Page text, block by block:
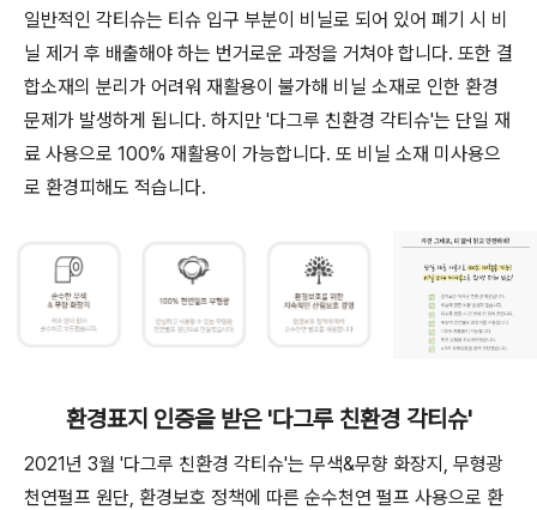
일반적인 각티슈는 티슈 입구 부분이 비닐로 되어 있어 폐기 시 비
닐 제거 후 배출해야 하는 번거로운 과정을 거쳐야 합니다. 또한 결
합소재의 분리가 어려워 재활용이 불가해 비닐 소재로 인한 환경
문제가 발생하게 됩니다. 하지만 '다그루 친환경 각티슈'는 단일 재
료 사용으로 100% 재활용이 가능합니다. 또 비닐 소재 미사용으
로 환경피해도 적습니다.
환경표지 인증을 받은 '다그루 친환경 각티슈'
2021년 3월 '다그루 친환경 각티슈'는 무색&무향 화장지, 무형광
천연펄프 원단, 환경보호 정책에 따른 순수천연 펄프 사용으로 환